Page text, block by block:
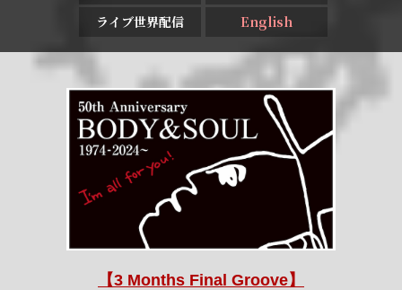
ライブ世界配信
English
【3 Months Final Groove】